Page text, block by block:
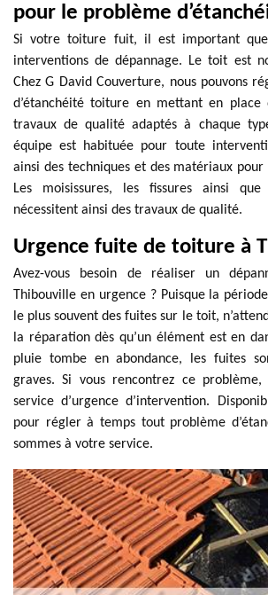
pour le problème
Si votre toiture fuit, il est important que
interventions de dépannage. Le toit est
Chez G David Couverture, nous pouvons
d’étanchéité toiture en mettant en place
travaux de qualité adaptés à chaque
équipe est habituée pour toute
ainsi des techniques et des matériaux
Les moisissures, les fissures ainsi
nécessitent ainsi des travaux de qualité.
Urgence fuite de toiture à
Avez-vous besoin de réaliser un
Thibouville en urgence ? Puisque la
le plus souvent des fuites sur le toit,
la réparation dès qu’un élément est en
pluie tombe en abondance, les fuites
graves. Si vous rencontrez ce problème,
service d’urgence d’intervention.
pour régler à temps tout problème
sommes à votre service.